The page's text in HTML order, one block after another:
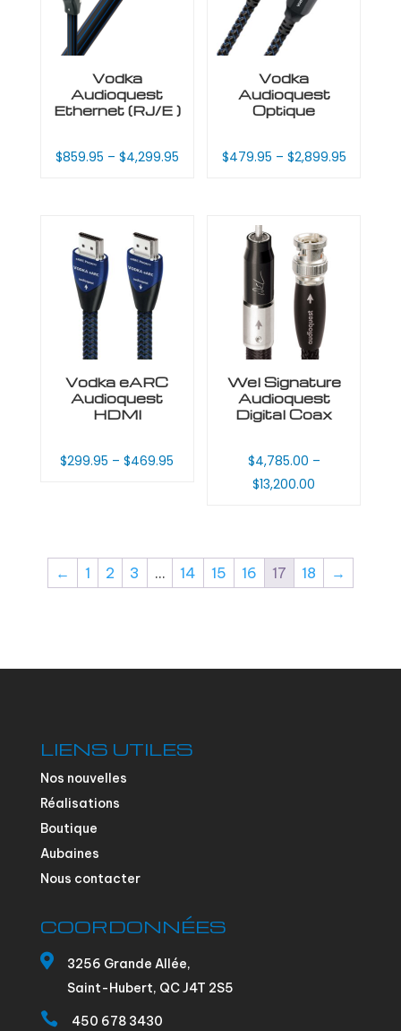
Vodka
Audioquest
Ethernet (RJ/E )
$859.95 – $4,299.95
Vodka
Audioquest
Optique
$479.95 – $2,899.95
Vodka eARC
Audioquest
HDMI
$299.95 –$469.95
Wel Signature
Audioquest
Digital Coax
$4,785.00 –
$13,200.00
← 1 2 3 … 14 15 16 17 18 →
LIENS UTILES
Nos nouvelles
Réalisations
Boutique
Aubaines
Nous contacter
COORDONNÉES

3256 Grande Allée,
Saint-Hubert, QC J4T 2S5
 450 678 3430